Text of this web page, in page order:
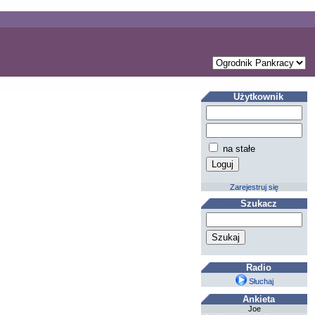
Użytkownik
na stałe
Zarejestruj się
Szukacz
Radio
Słuchaj
Ankieta
Joe